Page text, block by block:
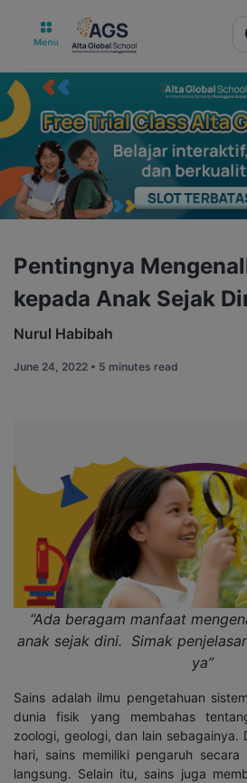
for:
Pentingnya
kepada Anak Sejak
Nurul Habibah
June 24, 2022 • 5 minutes read
“Ada beragam manfaat
anak sejak dini. Simak
ya”
Sains adalah ilmu pengetahuan
dunia fisik yang membahas
zoologi, geologi, dan lain sebagainya.
hari, sains memiliki pengaruh
langsung. Selain itu, sains juga